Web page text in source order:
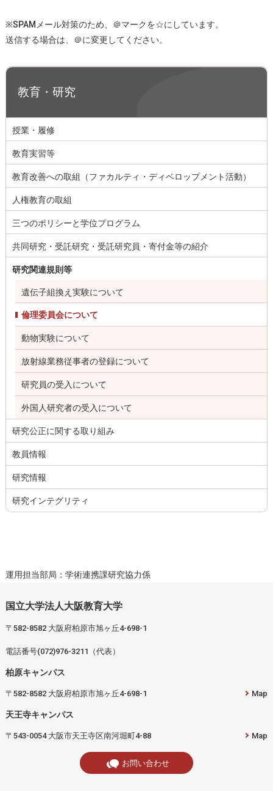
※SPAMメール対策のため、＠マークを☆にしています。
送信する場合は、＠に変更してください。
教育・研究
授業・履修
教育実習等
教育改善への取組（ファカルティ・ディベロップメント活動）
人権教育の取組
三つのポリシーと学位プログラム
共同研究・受託研究・受託研究員・寄付金等の紹介
研究関連規則等
遺伝子組換え実験について
倫理委員会について
動物実験について
放射線業務従事者の登録について
研究員の受入について
外国人研究者の受入について
研究公正に関する取り組み
教員情報
研究情報
研究インテグリティ
運用担当部局：学術連携課研究協力係
国立大学法人大阪教育大学
〒582-8582 大阪府柏原市旭ヶ丘4-698-1
電話番号(072)976-3211（代表）
柏原キャンパス
〒582-8582 大阪府柏原市旭ヶ丘4-698-1 Map
天王寺キャンパス
〒543-0054 大阪市天王寺区南河堀町4-88 Map
お問い合わせ